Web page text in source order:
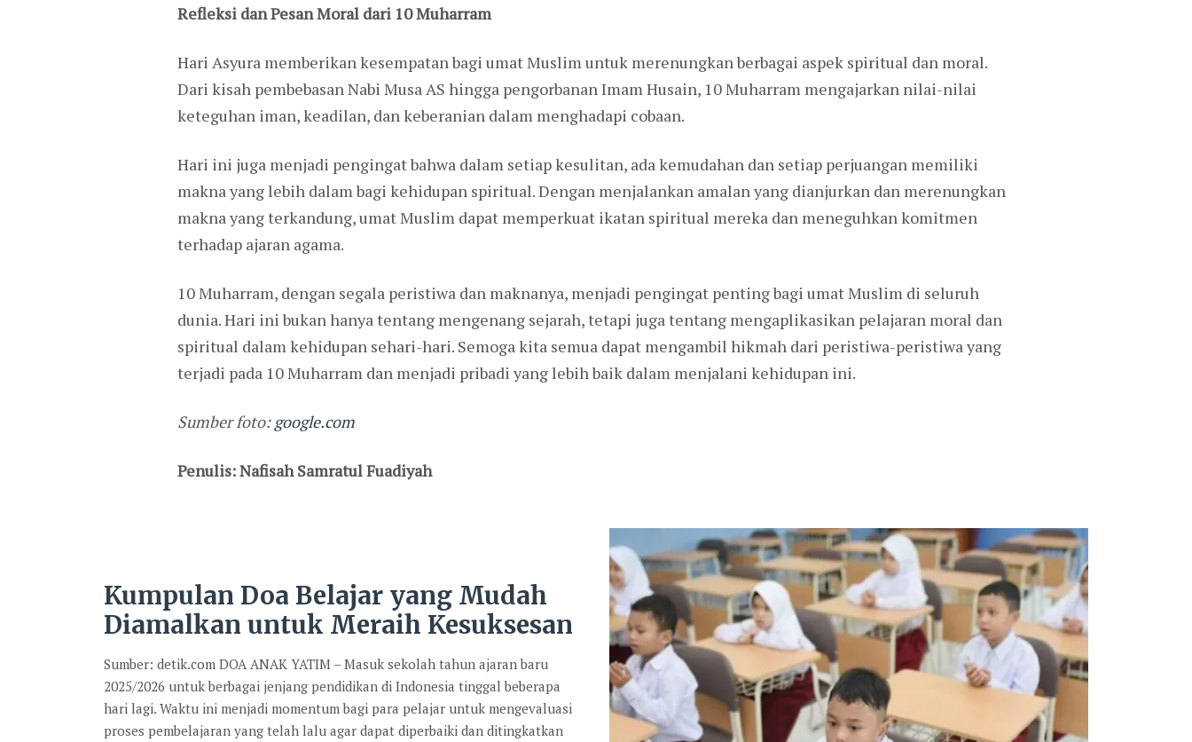
Refleksi dan Pesan Moral dari 10 Muharram
Hari Asyura memberikan kesempatan bagi umat Muslim untuk merenungkan berbagai aspek spiritual dan moral.
Dari kisah pembebasan Nabi Musa AS hingga pengorbanan Imam Husain, 10 Muharram mengajarkan nilai-nilai
keteguhan iman, keadilan, dan keberanian dalam menghadapi cobaan.
Hari ini juga menjadi pengingat bahwa dalam setiap kesulitan, ada kemudahan dan setiap perjuangan memiliki
makna yang lebih dalam bagi kehidupan spiritual. Dengan menjalankan amalan yang dianjurkan dan merenungkan
makna yang terkandung, umat Muslim dapat memperkuat ikatan spiritual mereka dan meneguhkan komitmen
terhadap ajaran agama.
10 Muharram, dengan segala peristiwa dan maknanya, menjadi pengingat penting bagi umat Muslim di seluruh
dunia. Hari ini bukan hanya tentang mengenang sejarah, tetapi juga tentang mengaplikasikan pelajaran moral dan
spiritual dalam kehidupan sehari-hari. Semoga kita semua dapat mengambil hikmah dari peristiwa-peristiwa yang
terjadi pada 10 Muharram dan menjadi pribadi yang lebih baik dalam menjalani kehidupan ini.
Sumber foto: google.com
Penulis: Nafisah Samratul Fuadiyah
Kumpulan Doa Belajar yang Mudah
Diamalkan untuk Meraih Kesuksesan
Sumber: detik.com DOA ANAK YATIM – Masuk sekolah tahun ajaran baru
2025/2026 untuk berbagai jenjang pendidikan di Indonesia tinggal beberapa
hari lagi. Waktu ini menjadi momentum bagi para pelajar untuk mengevaluasi
proses pembelajaran yang telah lalu agar dapat diperbaiki dan ditingkatkan